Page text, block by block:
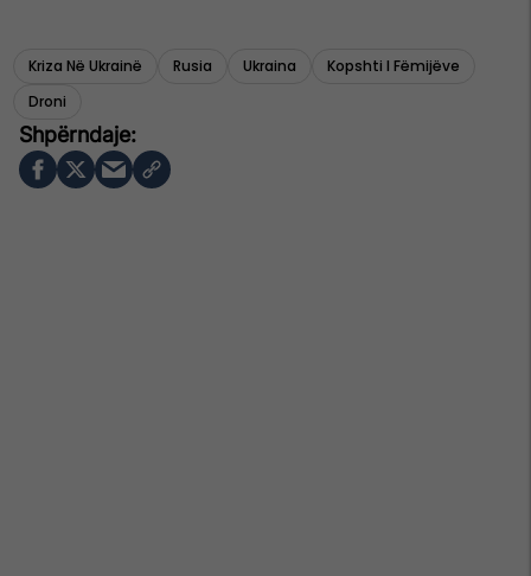
Kriza Në Ukrainë Rusia Ukraina
Kopshti I Fëmijëve
Droni